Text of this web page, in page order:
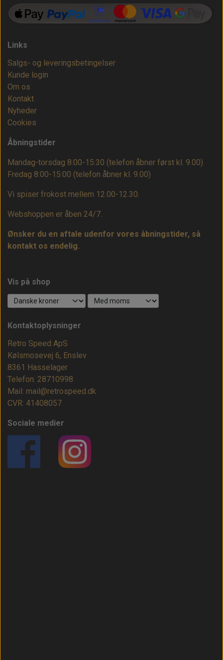
Links
Salgs- og leveringsbetingelser
Kunde login
Om os
Kontakt
Nyheder
Cookies
Åbningstider
Mandag-torsdag 8:00-15:30 (telefon åbner først kl. 9.00)
Fredag 8:00-15:00 (telefon åbner kl. 9.00)
Vi spiser frokost mellem 12.00-12.30.
Webshoppen er åben 24/7.
Ønsker du en aftale udenfor vores åbningstider, så
kontakt os endelig.
Vis på shop
Kontaktoplysninger
Retro Speed ApS
Kølsmosevej 6, Enslev
8361 Hasselager
Telefon: 28710998
Mail: mail@retrospeed.dk
CVR: 41408057
Sociale medier